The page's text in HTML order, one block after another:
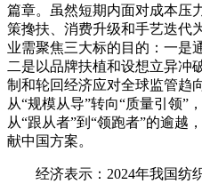
篇章。虽然短期内面对成本压
策搀扶、消费升级和手艺迭代
业需聚焦三大标的目的：一是
二是以品牌扶植和设想立异冲
制和轮回经济应对全球监管趋
从“规模从导”转向“质量引领”
从“跟从者”到“领跑者”的逾越
献中国方案。
经济表示：2024年我国纺织